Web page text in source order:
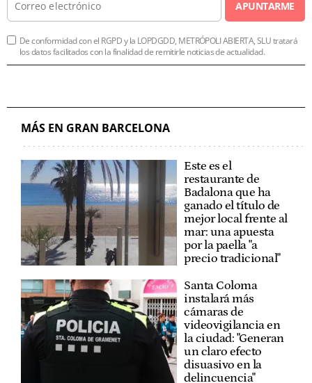
APUNTARME
De conformidad con el RGPD y la LOPDGDD, METRÓPOLI ABIERTA, SLU tratará
los datos facilitados con la finalidad de remitirle noticias de actualidad.
MÁS EN GRAN BARCELONA
Este es el
restaurante de
Badalona que ha
ganado el título de
mejor local frente al
mar: una apuesta
por la paella "a
precio tradicional"
Santa Coloma
instalará más
cámaras de
videovigilancia en
la ciudad: "Generan
un claro efecto
disuasivo en la
delincuencia"